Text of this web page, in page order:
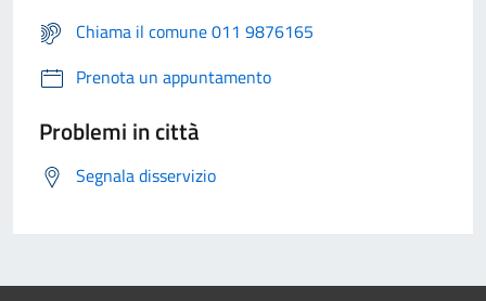
Chiama il comune 011 9876165
Prenota un appuntamento
Problemi in città
Segnala disservizio